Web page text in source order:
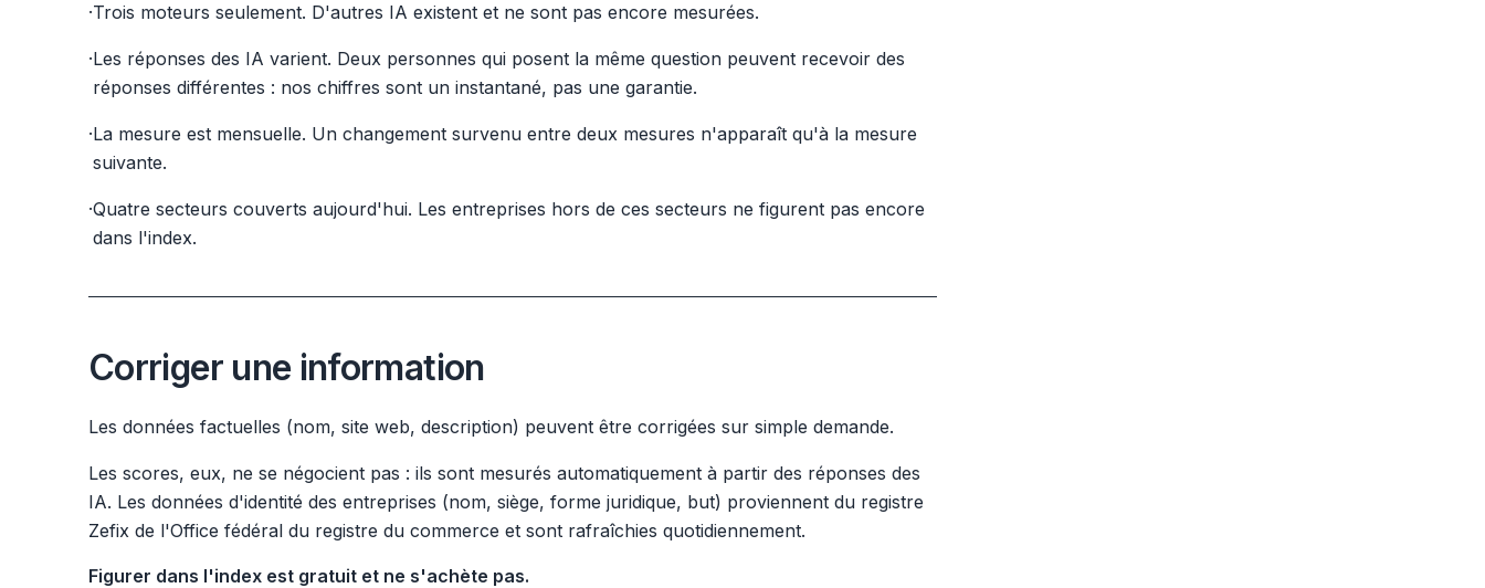
·Trois moteurs seulement. D'autres IA existent et ne sont pas encore mesurées.
·Les réponses des IA varient. Deux personnes qui posent la même question peuvent recevoir des
réponses différentes : nos chiffres sont un instantané, pas une garantie.
·La mesure est mensuelle. Un changement survenu entre deux mesures n'apparaît qu'à la mesure
suivante.
·Quatre secteurs couverts aujourd'hui. Les entreprises hors de ces secteurs ne figurent pas encore
dans l'index.
Corriger une information
Les données factuelles (nom, site web, description) peuvent être corrigées sur simple demande.
Les scores, eux, ne se négocient pas : ils sont mesurés automatiquement à partir des réponses des
IA. Les données d'identité des entreprises (nom, siège, forme juridique, but) proviennent du registre
Zefix de l'Office fédéral du registre du commerce et sont rafraîchies quotidiennement.
Figurer dans l'index est gratuit et ne s'achète pas.